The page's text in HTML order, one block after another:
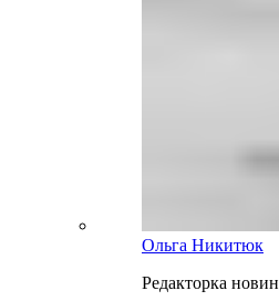
Ольга Никитюк
Редакторка новин